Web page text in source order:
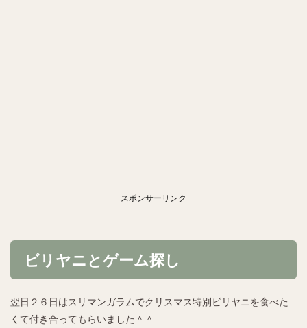
スポンサーリンク
ビリヤニとゲーム探し
翌日２６日はスリマンガラムでクリスマス特別ビリヤニを食べた
くて付き合ってもらいました＾＾